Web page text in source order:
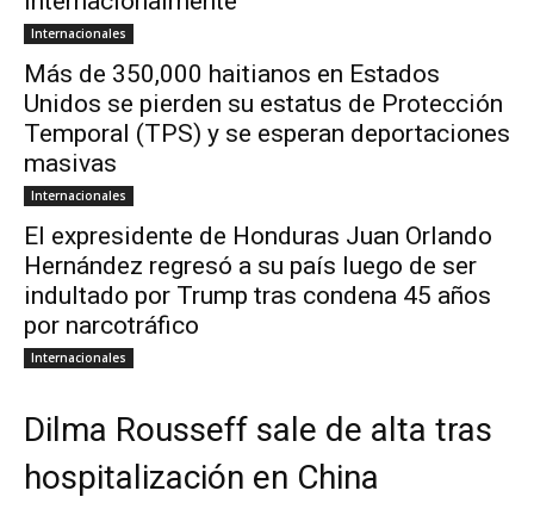
Internacionales
Más de 350,000 haitianos en Estados
Unidos se pierden su estatus de Protección
Temporal (TPS) y se esperan deportaciones
masivas
Internacionales
El expresidente de Honduras Juan Orlando
Hernández regresó a su país luego de ser
indultado por Trump tras condena 45 años
por narcotráfico
Internacionales
Dilma Rousseff sale de alta tras
hospitalización en China